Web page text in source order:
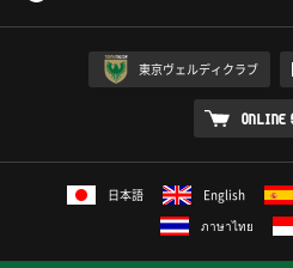
東京ヴェルディクラブ
ONLINE
日本語 English
ภาษาไทย